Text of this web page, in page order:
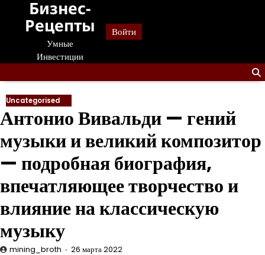
Перейти
содержанию
Бизнес-
Рецепты
Умные
Инвестиции
Войти
Uncategorised
Антонио Вивальди — гений
музыки и великий композитор
— подробная биография,
впечатляющее творчество и
влияние на классическую
музыку
mining_broth 26 марта 2022